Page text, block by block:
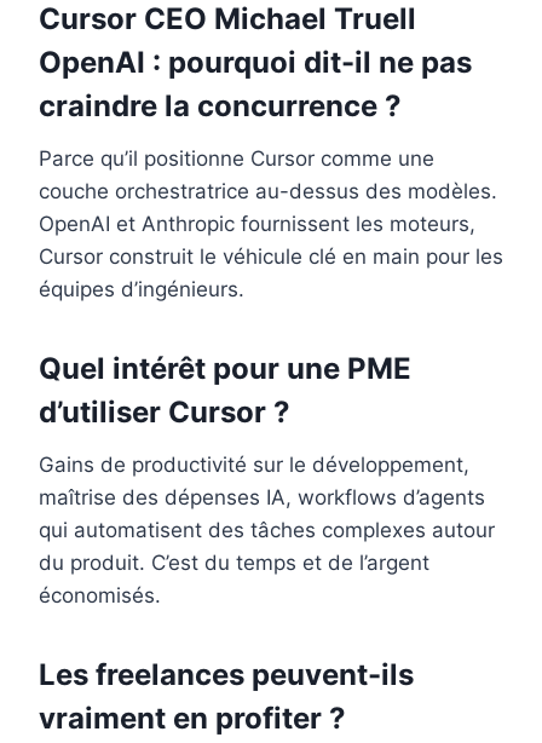
Cursor CEO Michael Truell
OpenAI : pourquoi dit-il ne pas
craindre la concurrence ?
Parce qu’il positionne Cursor comme une
couche orchestratrice au-dessus des modèles.
OpenAI et Anthropic fournissent les moteurs,
Cursor construit le véhicule clé en main pour les
équipes d’ingénieurs.
Quel intérêt pour une PME
d’utiliser Cursor ?
Gains de productivité sur le développement,
maîtrise des dépenses IA, workflows d’agents
qui automatisent des tâches complexes autour
du produit. C’est du temps et de l’argent
économisés.
Les freelances peuvent-ils
vraiment en profiter ?